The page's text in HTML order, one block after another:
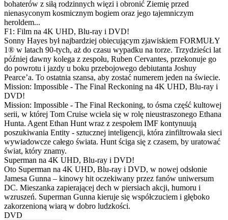
bohaterów z siłą rodzinnych więzi i obronić Ziemię przed
nienasyconym kosmicznym bogiem oraz jego tajemniczym
heroldem...
F1: Film na 4K UHD, Blu-ray i DVD!
Sonny Hayes był najbardziej obiecującym zjawiskiem FORMUŁY
1® w latach 90-tych, aż do czasu wypadku na torze. Trzydzieści lat
później dawny kolega z zespołu, Ruben Cervantes, przekonuje go
do powrotu i jazdy u boku przebojowego debiutanta Joshuy
Pearce’a. To ostatnia szansa, aby zostać numerem jeden na świecie.
Mission: Impossible - The Final Reckoning na 4K UHD, Blu-ray i
DVD!
Mission: Impossible - The Final Reckoning, to ósma część kultowej
serii, w której Tom Cruise wciela się w rolę nieustraszonego Ethana
Hunta. Agent Ethan Hunt wraz z zespołem IMF kontynuują
poszukiwania Entity - sztucznej inteligencji, która zinfiltrowała sieci
wywiadowcze całego świata. Hunt ściga się z czasem, by uratować
świat, który znamy.
Superman na 4K UHD, Blu-ray i DVD!
Oto Superman na 4K UHD, Blu-ray i DVD, w nowej odsłonie
Jamesa Gunna – kinowy hit oczekiwany przez fanów uniwersum
DC. Mieszanka zapierającej dech w piersiach akcji, humoru i
wzruszeń. Superman Gunna kieruje się współczuciem i głęboko
zakorzenioną wiarą w dobro ludzkości.
DVD